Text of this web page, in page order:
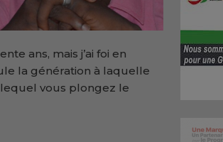
ans, mais j’ai foi en
la génération à laquelle
lequel vous plongez le